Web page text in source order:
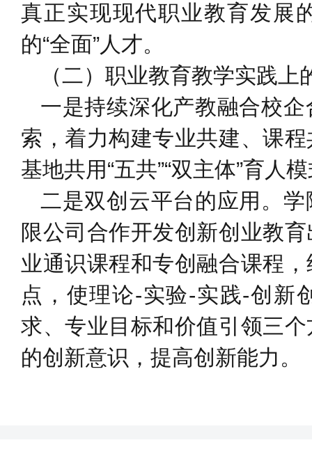
真正实现现代职业教育发展
的“全面”人才。
（二）职业教育教学实践
一是持续深化产教融合校
索，着力构建专业共建、课
基地共用“五共”“双主体”育人
二是双创云平台的应用。
限公司合作开发创新创业教
业通识课程和专创融合课程
点，使理论-实验-实践-创新
求、专业目标和价值引领三
的创新意识，提高创新能力。